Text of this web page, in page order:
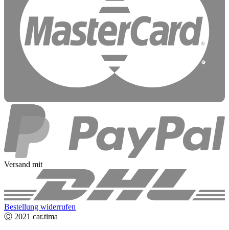
Versand mit
Bestellung widerrufen
Ⓒ 2021 car.tima